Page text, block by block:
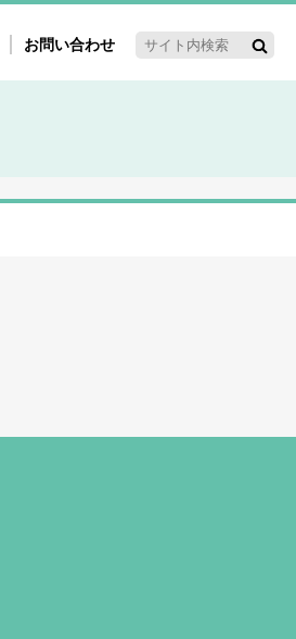
お問い合わせ